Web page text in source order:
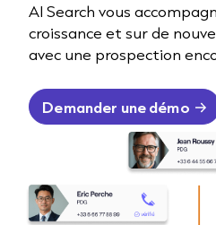
AI Search vous
croissance et sur de
avec une prospection
Demander une démo